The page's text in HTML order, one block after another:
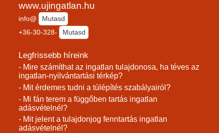
www.ujingatlan.hu
info@
Mutasd
+36-30-328-
Mutasd
Legfrissebb híreink
- Mire számíthat az ingatlan tulajdonosa, ha téves az
ingatlan-nyilvántartási térkép?
- Mit érdemes tudni a túlépítés szabályairól?
- Mi fán terem a függőben tartás ingatlan
adásvételnél?
- Mit jelent a tulajdonjog fenntartás ingatlan
adásvételnél?